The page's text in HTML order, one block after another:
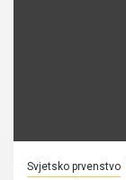
Svjetsko prvenstvo